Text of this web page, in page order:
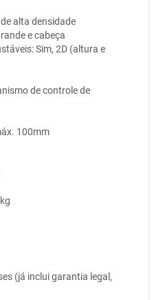
alta densidade
e cabeça
Sim, 2D (altura e
de controle de
100mm
(já inclui garantia legal,